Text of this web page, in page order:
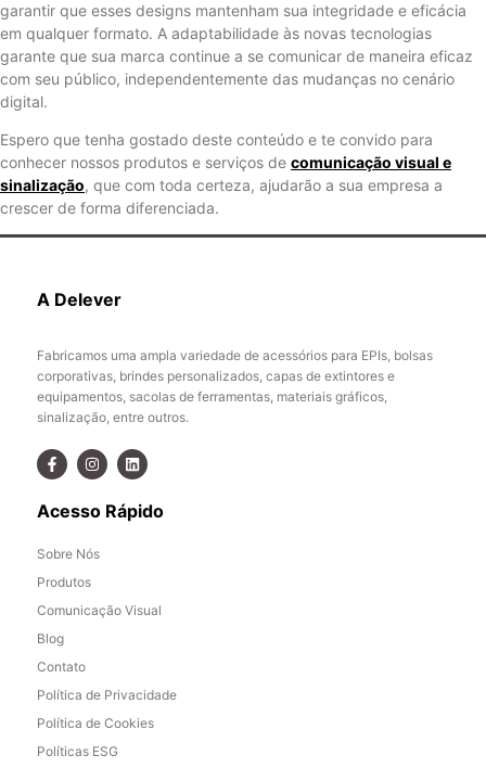
garantir que esses designs mantenham sua integridade e eficácia
em qualquer formato. A adaptabilidade às novas tecnologias
garante que sua marca continue a se comunicar de maneira eficaz
com seu público, independentemente das mudanças no cenário
digital.
Espero que tenha gostado deste conteúdo e te convido para
conhecer nossos produtos e serviços de comunicação visual e
sinalização, que com toda certeza, ajudarão a sua empresa a
crescer de forma diferenciada.
A Delever
Fabricamos uma ampla variedade de acessórios para EPIs, bolsas
corporativas, brindes personalizados, capas de extintores e
equipamentos, sacolas de ferramentas, materiais gráficos,
sinalização, entre outros.
Acesso Rápido
Sobre Nós
Produtos
Comunicação Visual
Blog
Contato
Política de Privacidade
Política de Cookies
Políticas ESG